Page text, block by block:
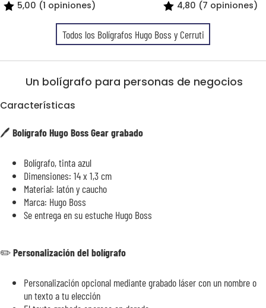
5,00 (1 opiniones)
4,80 (7 opiniones)
Todos los Bolígrafos Hugo Boss y Cerruti
Un bolígrafo para personas de negocios
Características
🖊️ Bolígrafo Hugo Boss Gear grabado
Bolígrafo, tinta azul
Dimensiones: 14 x 1,3 cm
Material: latón y caucho
Marca: Hugo Boss
Se entrega en su estuche Hugo Boss
✏️Personalización del bolígrafo
Personalización opcional mediante grabado láser con un nombre o
un texto a tu elección